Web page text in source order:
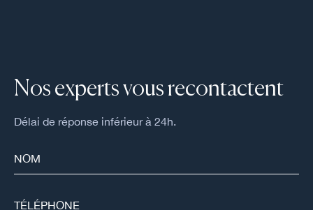
Nos experts vous recontactent
Délai de réponse inférieur à 24h.